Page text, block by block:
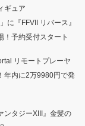
ギュア
に『FFVII リバース』
！予約受付スタート
リモートプレーヤ
年内に2万9980円で発
ンタジーXIII』金髪の